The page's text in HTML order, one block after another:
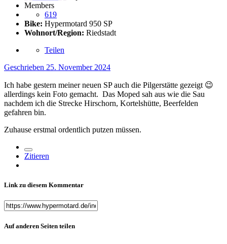
Members
619
Bike: Hypermotard 950 SP
Wohnort/Region: Riedstadt
Teilen
Geschrieben 25. November 2024
Ich habe gestern meiner neuen SP auch die Pilgerstätte gezeigt 😉
allerdings kein Foto gemacht. Das Moped sah aus wie die Sau
nachdem ich die Strecke Hirschorn, Kortelshütte, Beerfelden
gefahren bin.
Zuhause erstmal ordentlich putzen müssen.
Zitieren
Link zu diesem Kommentar
Auf anderen Seiten teilen